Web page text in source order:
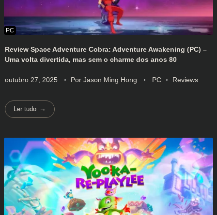
Review Space Adventure Cobra: Adventure Awakening (PC) –
Uma volta divertida, mas sem o charme dos anos 80
outubro 27, 2025 Por Jason Ming Hong PC Reviews
Ler tudo